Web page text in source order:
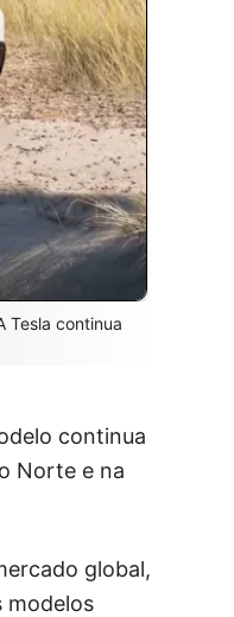
Tesla continua
continua
Norte e na
global,
modelos